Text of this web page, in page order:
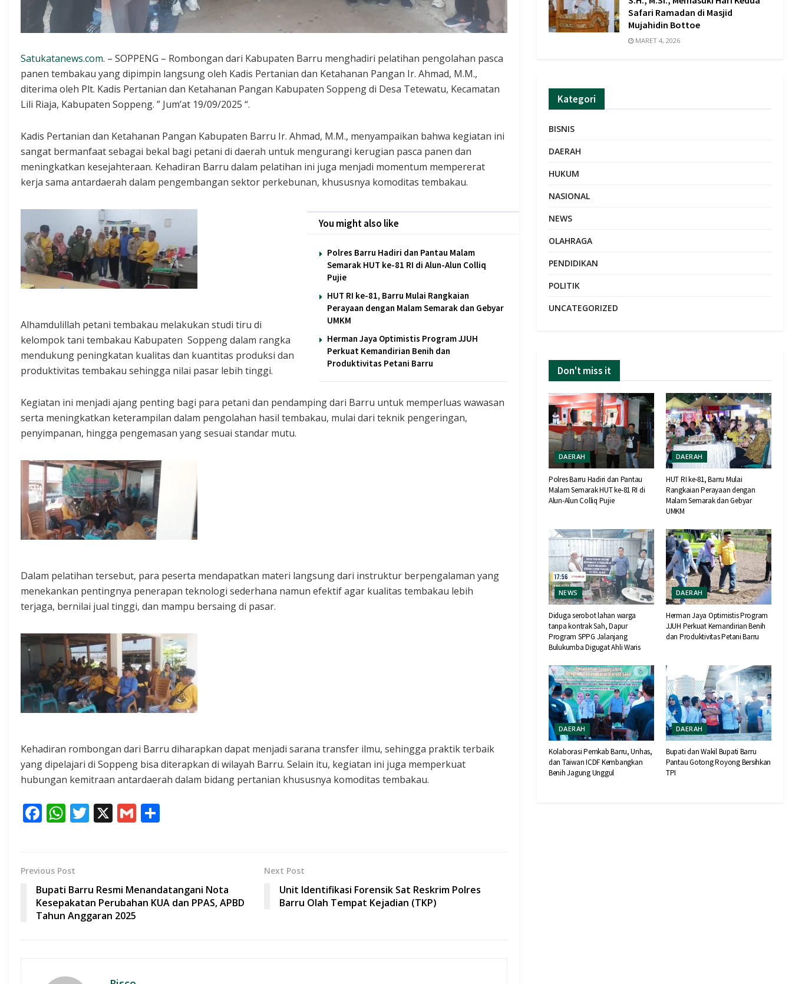
Satukatanews.com. – SOPPENG – Rombongan dari Kabupaten Barru menghadiri pelatihan pengolahan pasca
panen tembakau yang dipimpin langsung oleh Kadis Pertanian dan Ketahanan Pangan Ir. Ahmad, M.M.,
diterima oleh Plt. Kadis Pertanian dan Ketahanan Pangan Kabupaten Soppeng di Desa Tetewatu, Kecamatan
Lili Riaja, Kabupaten Soppeng. ” Jum’at 19/09/2025 “.
Kadis Pertanian dan Ketahanan Pangan Kabupaten Barru Ir. Ahmad, M.M., menyampaikan bahwa kegiatan ini
sangat bermanfaat sebagai bekal bagi petani di daerah untuk mengurangi kerugian pasca panen dan
meningkatkan kesejahteraan. Kehadiran Barru dalam pelatihan ini juga menjadi momentum mempererat
kerja sama antardaerah dalam pengembangan sektor perkebunan, khususnya komoditas tembakau.
You might also like
Polres Barru Hadiri dan Pantau Malam
Semarak HUT ke-81 RI di Alun-Alun Colliq
Pujie
HUT RI ke-81, Barru Mulai Rangkaian
Perayaan dengan Malam Semarak dan Gebyar
UMKM
Herman Jaya Optimistis Program JJUH
Perkuat Kemandirian Benih dan
Produktivitas Petani Barru
Alhamdulillah petani tembakau melakukan studi tiru di
kelompok tani tembakau Kabupaten Soppeng dalam rangka
mendukung peningkatan kualitas dan kuantitas produksi dan
produktivitas tembakau sehingga nilai pasar lebih tinggi.
Kegiatan ini menjadi ajang penting bagi para petani dan pendamping dari Barru untuk memperluas wawasan
serta meningkatkan keterampilan dalam pengolahan hasil tembakau, mulai dari teknik pengeringan,
penyimpanan, hingga pengemasan yang sesuai standar mutu.
Dalam pelatihan tersebut, para peserta mendapatkan materi langsung dari instruktur berpengalaman yang
menekankan pentingnya penerapan teknologi sederhana namun efektif agar kualitas tembakau lebih
terjaga, bernilai jual tinggi, dan mampu bersaing di pasar.
Kehadiran rombongan dari Barru diharapkan dapat menjadi sarana transfer ilmu, sehingga praktik terbaik
yang dipelajari di Soppeng bisa diterapkan di wilayah Barru. Selain itu, kegiatan ini juga memperkuat
hubungan kemitraan antardaerah dalam bidang pertanian khususnya komoditas tembakau.
F
b
o
o
k
W
s
A
p
p
T X G
Previous Post
Bupati Barru Resmi Menandatangani Nota
Kesepakatan Perubahan KUA dan PPAS, APBD
Tahun Anggaran 2025
Next Post
Unit Identifikasi Forensik Sat Reskrim Polres
Barru Olah Tempat Kejadian (TKP)
Safari Ramadan di Masjid
Mujahidin Bottoe
MARET 4, 2026
Kategori
BISNIS
DAERAH
HUKUM
NASIONAL
NEWS
OLAHRAGA
PENDIDIKAN
POLITIK
UNCATEGORIZED
Don't miss it
DAERAH
Polres Barru Hadiri dan Pantau
Malam Semarak HUT ke-81 RI di
Alun-Alun Colliq Pujie
DAERAH
HUT RI ke-81, Barru Mulai
Rangkaian Perayaan dengan
Malam Semarak dan Gebyar
UMKM
NEWS
Diduga serobot lahan warga
tanpa kontrak Sah, Dapur
Program SPPG Jalanjang
Bulukumba Digugat Ahli Waris
DAERAH
Herman Jaya Optimistis Program
JJUH Perkuat Kemandirian Benih
dan Produktivitas Petani Barru
DAERAH
Kolaborasi Pemkab Barru, Unhas,
dan Taiwan ICDF Kembangkan
Benih Jagung Unggul
DAERAH
Bupati dan Wakil Bupati Barru
Pantau Gotong Royong Bersihkan
TPI